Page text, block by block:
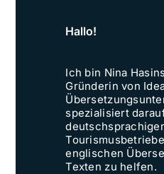
Hallo!
Ich bin Nina
Gründerin von
spezialisiert
englischen
Texten zu helfen.